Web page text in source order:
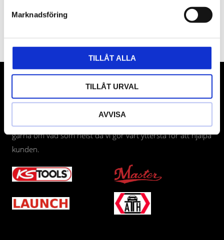
Marknadsföring
TILLÅT ALLA
TILLÅT URVAL
AVVISA
VÅRA LEVERANTÖRER
gärna om vad som helst då vi gör vårt yttersta för att hjälpa
kunden.